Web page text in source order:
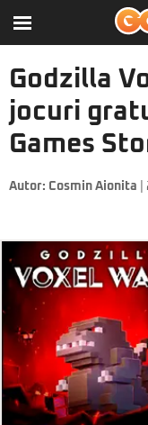
Godzilla
jocuri
Games
Autor: Cosmin Aionita